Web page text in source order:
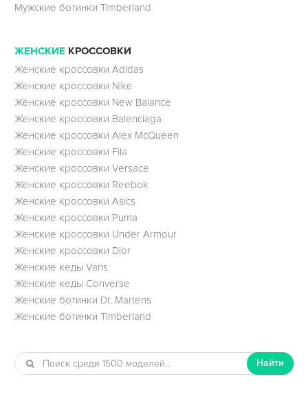
Мужские ботинки Timberland
ЖЕНСКИЕ КРОССОВКИ
Женские кроссовки Adidas
Женские кроссовки Nike
Женские кроссовки New Balance
Женские кроссовки Balenciaga
Женские кроссовки Alex McQueen
Женские кроссовки Fila
Женские кроссовки Versace
Женские кроссовки Reebok
Женские кроссовки Asics
Женские кроссовки Puma
Женские кроссовки Under Armour
Женские кроссовки Dior
Женские кеды Vans
Женские кеды Converse
Женские ботинки Dr. Martens
Женские ботинки Timberland
Найти